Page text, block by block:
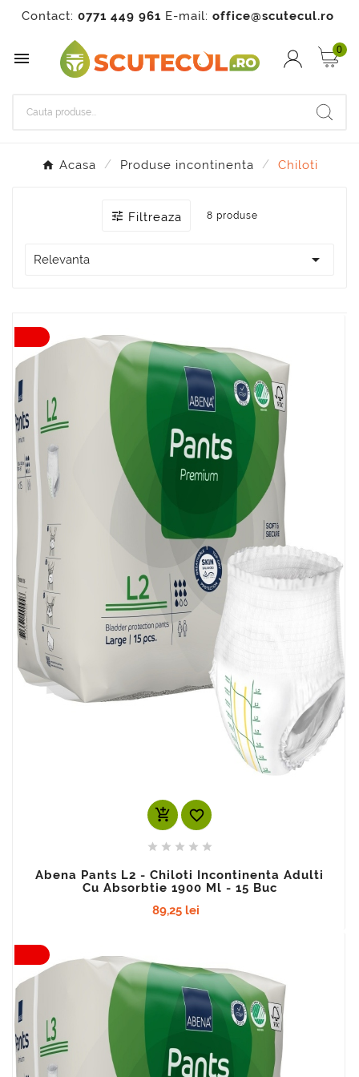
Contact: 0771 449 961 E-mail: office@scutecul.ro
 0
Acasa Produse incontinenta Chiloti
 Filtreaza 8 produse
Relevanta 
add_shopping_cart 
    
Abena Pants L2 - Chiloti Incontinenta Adulti
Cu Absorbtie 1900 Ml - 15 Buc
89,25 lei